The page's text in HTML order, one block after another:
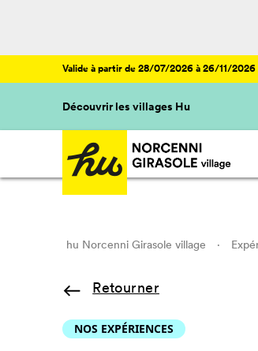
Valide à partir de 28/07/2026 à 26/11/2026
Découvrir les villages Hu
hu Norcenni Girasole village ·
Retourner
NOS EXPÉRIENCES